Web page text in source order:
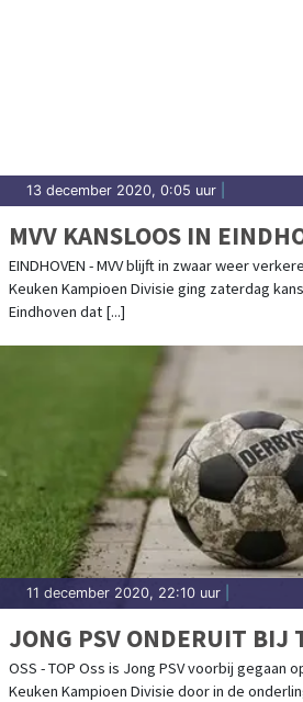
13 december 2020, 0:05 uur
MVV KANSLOOS IN
EINDHOVEN - MVV blijft in zwaar weer
Keuken Kampioen Divisie ging zaterdag
Eindhoven dat [...]
11 december 2020, 22:10 uur
JONG PSV ONDERUIT BIJ
OSS - TOP Oss is Jong PSV voorbij gegaan
Keuken Kampioen Divisie door in de